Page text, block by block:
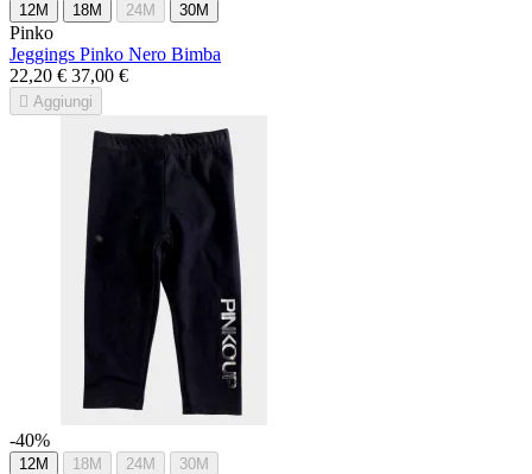
12M 18M 24M 30M
Pinko
Jeggings Pinko Nero Bimba
22,20 € 37,00 €
 Aggiungi
-40%
12M 18M 24M 30M